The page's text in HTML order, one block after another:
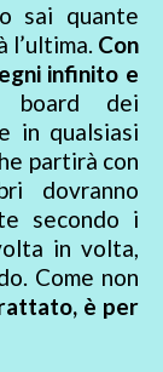
sai quante
l’ultima. Con
infinito e
dei
in qualsiasi
partirà con
dovranno
secondo i
in volta,
Come non
è per